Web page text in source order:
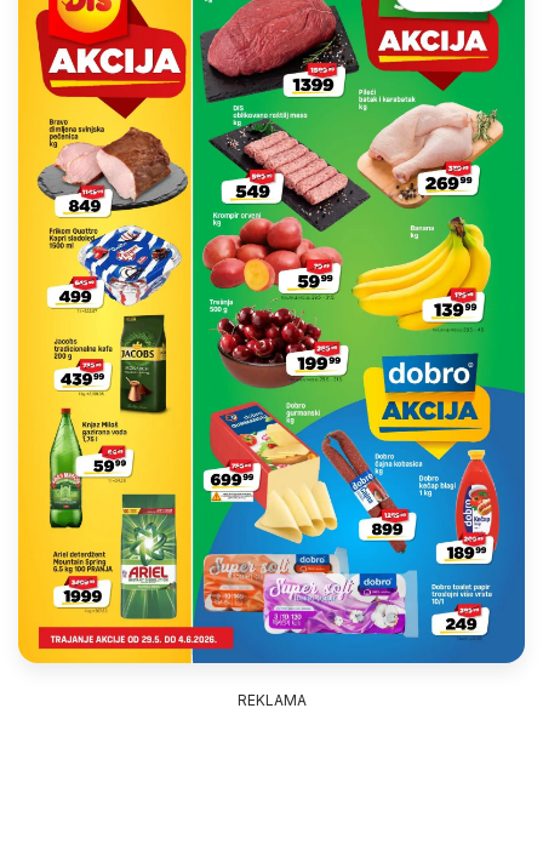
REKLAMA